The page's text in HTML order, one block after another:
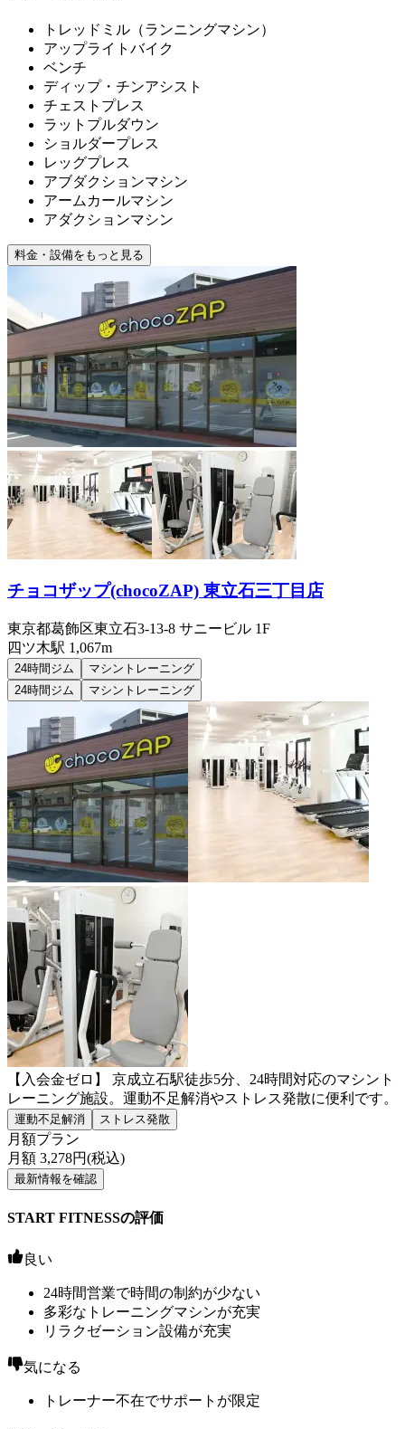
トレッドミル（ランニングマシン）
アップライトバイク
ベンチ
ディップ・チンアシスト
チェストプレス
ラットプルダウン
ショルダープレス
レッグプレス
アブダクションマシン
アームカールマシン
アダクションマシン
料金・設備をもっと見る
チョコザップ(chocoZAP) 東立石三丁目店
東京都葛飾区東立石3-13-8 サニービル 1F
四ツ木駅 1,067m
24時間ジム
マシントレーニング
24時間ジム
マシントレーニング
【入会金ゼロ】 京成立石駅徒歩5分、24時間対応のマシント
レーニング施設。運動不足解消やストレス発散に便利です。
運動不足解消 ストレス発散
月額プラン
月額 3,278円(税込)
最新情報を確認
START FITNESSの評価
良い
24時間営業で時間の制約が少ない
多彩なトレーニングマシンが充実
リラクゼーション設備が充実
気になる
トレーナー不在でサポートが限定